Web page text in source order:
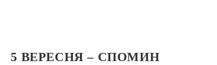
5 ВЕРЕСНЯ – СПОМИН